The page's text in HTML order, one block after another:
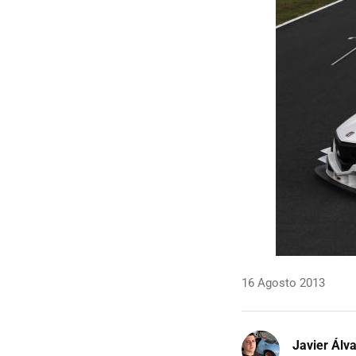
16 Agosto 2013
Javier